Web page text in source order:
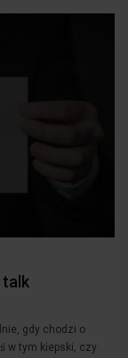
talk
gdy chodzi o
w tym kiepski, czy